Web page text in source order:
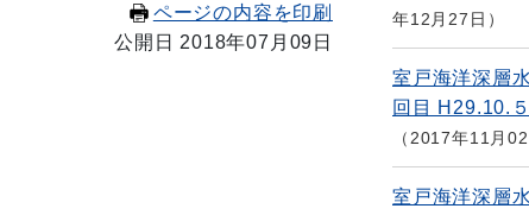
ページの内容を印刷
公開日 2018年07月09日
年12月27日
室戸海洋深層
回目 H29.10.
2017年11月02
室戸海洋深層